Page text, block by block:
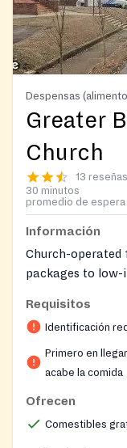
Despensas
Greater
Church
13 reseñas
30 minutos
promedio de espera
Información
Church-operated
packages to low-
welcomes walk-
delivery. The
Church ministry
Requisitos
Identificación
Primero en
acabe la comida
Ofrecen
Comestibles